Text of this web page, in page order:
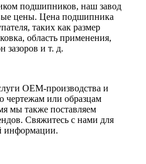
подшипников, наш завод
цены. Цена подшипника
таких как размер
область применения,
зазоров и т. д.
OEM-производства и
или образцам
мы также поставляем
Свяжитесь с нами для
информации.